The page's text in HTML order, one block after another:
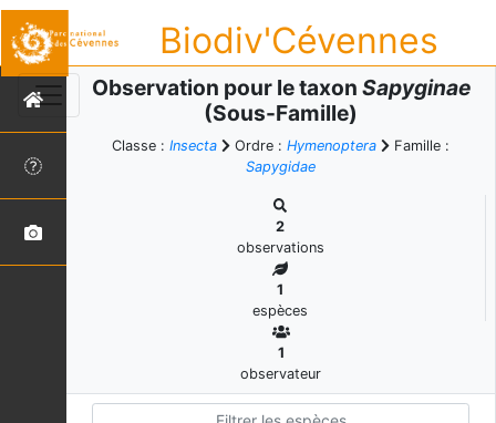
Biodiv'Cévennes
Observation pour le taxon Sapyginae
(Sous-Famille)
Classe : Insecta Ordre : Hymenoptera
Famille :
Sapygidae
2
observations
1
espèces
1
observateur